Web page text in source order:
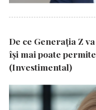
De ce Generația Z
își mai poate
(Investimental)